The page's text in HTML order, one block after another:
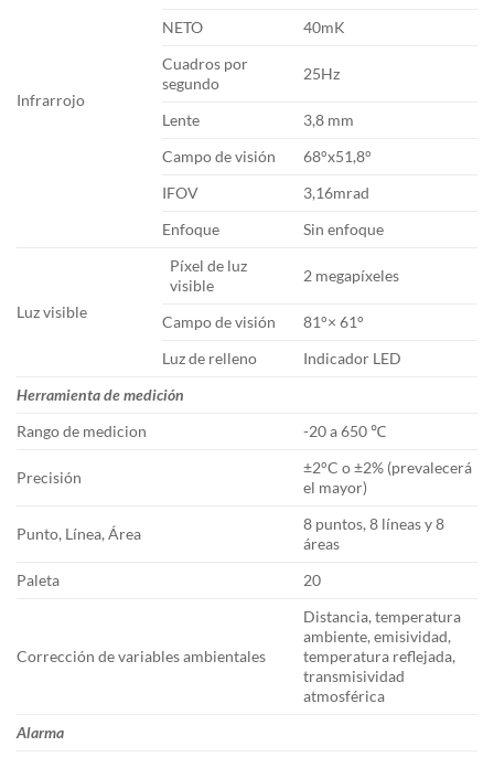
Infrarrojo
NETO
40mK
Cuadros por
segundo
25Hz
Lente
3,8 mm
Campo de visión
68°x51,8°
IFOV
3,16mrad
Enfoque
Sin enfoque
Luz visible
Píxel de luz
visible
2 megapíxeles
Campo de visión
81°× 61°
Luz de relleno
Indicador LED
Herramienta de medición
Rango de medicion
-20 a 650 ℃
Precisión
±2°C o ±2% (prevalecerá
el mayor)
Punto, Línea, Área
8 puntos, 8 líneas y 8
áreas
Paleta
20
Corrección de variables ambientales
Distancia, temperatura
ambiente, emisividad,
temperatura reflejada,
transmisividad
atmosférica
Alarma